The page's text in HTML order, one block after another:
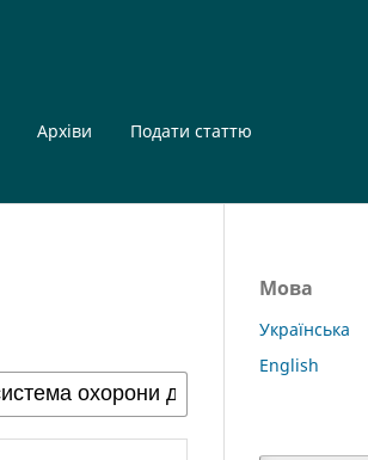
Архіви Подати статтю
Мова
Українська
English